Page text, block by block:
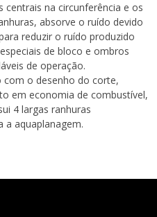
centrais na circunferência e os
absorve o ruído devido
reduzir o ruído produzido
de bloco e ombros
de operação.
o desenho do corte,
em economia de combustível,
4 largas ranhuras
a aquaplanagem.